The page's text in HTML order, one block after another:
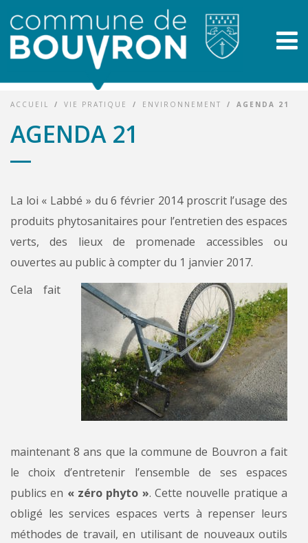
ACCUEIL / VIE PRATIQUE / ENVIRONNEMENT / AGENDA 21
AGENDA 21
La loi « Labbé » du 6 février 2014 proscrit l’usage des
produits phytosanitaires pour l’entretien des espaces
verts, des lieux de promenade accessibles ou
ouvertes au public à compter du 1 janvier 2017.
Cela fait
maintenant 8 ans que la commune de Bouvron a fait
le choix d’entretenir l’ensemble de ses espaces
publics en « zéro phyto ». Cette nouvelle pratique a
obligé les services espaces verts à repenser leurs
méthodes de travail, en utilisant de nouveaux outils